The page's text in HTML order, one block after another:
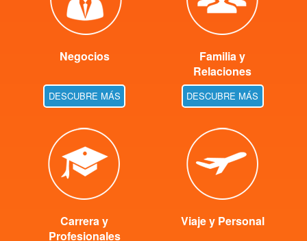
Negocios
DESCUBRE MÁS
Familia y
Relaciones
DESCUBRE MÁS
Carrera y
Profesionales
Viaje y Personal